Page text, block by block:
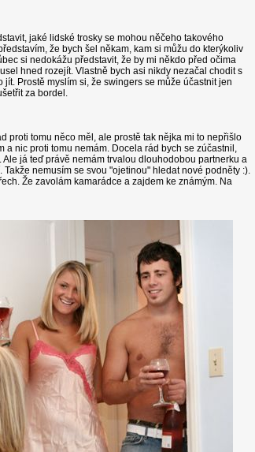
jaké lidské trosky se mohou něčeho takového
že bych šel někam, kam si můžu do kterýkoliv
si nedokážu představit, že by mi někdo před očima
hned rozejít. Vlastně bych asi nikdy nezačal chodit s
Prostě myslím si, že swingers se může účastnit jen
za bordel.
proti tomu něco měl, ale prostě tak nějka mi to nepřišlo
nic proti tomu nemám. Docela rád bych se zúčastnil,
já teď právě nemám trvalou dlouhodobou partnerku a
nemusím se svou "ojetinou" hledat nové podněty :).
Že zavolám kamarádce a zajdem ke známým. Na